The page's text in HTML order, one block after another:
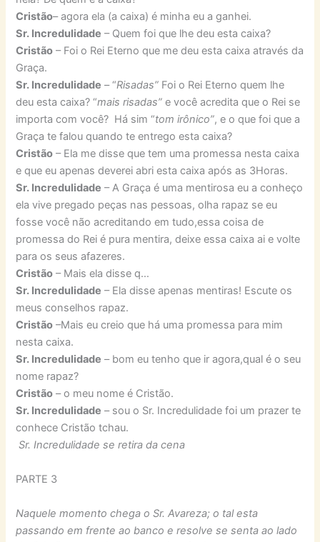
Cristão– agora ela (a caixa) é minha eu a ganhei.
Sr. Incredulidade – Quem foi que lhe deu esta caixa?
Cristão – Foi o Rei Eterno que me deu esta caixa através da
Graça.
Sr. Incredulidade – “Risadas” Foi o Rei Eterno quem lhe
deu esta caixa? “mais risadas”e você acredita que o Rei se
importa com você? Há sim “tom irônico”, e o que foi que a
Graça te falou quando te entrego esta caixa?
Cristão – Ela me disse que tem uma promessa nesta caixa
e que eu apenas deverei abri esta caixa após as 3Horas.
Sr. Incredulidade – A Graça é uma mentirosa eu a conheço
ela vive pregado peças nas pessoas, olha rapaz se eu
fosse você não acreditando em tudo,essa coisa de
promessa do Rei é pura mentira, deixe essa caixa ai e volte
para os seus afazeres.
Cristão – Mais ela disse q…
Sr. Incredulidade – Ela disse apenas mentiras! Escute os
meus conselhos rapaz.
Cristão ­–Mais eu creio que há uma promessa para mim
nesta caixa.
Sr. Incredulidade – bom eu tenho que ir agora,qual é o seu
nome rapaz?
Cristão – o meu nome é Cristão.
Sr. Incredulidade – sou o Sr. Incredulidade foi um prazer te
conhece Cristão tchau.
Sr. Incredulidade se retira da cena
PARTE 3
Naquele momento chega o Sr. Avareza; o tal esta
passando em frente ao banco e resolve se senta ao lado